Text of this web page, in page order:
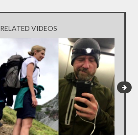
RELATED VIDEOS